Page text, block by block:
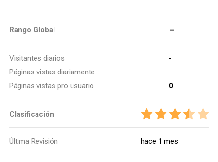
Rango Global -
Visitantes diarios
-
Páginas vistas diariamente
-
Páginas vistas pro usuario
0
Clasificación
Última Revisión hace 1 mes